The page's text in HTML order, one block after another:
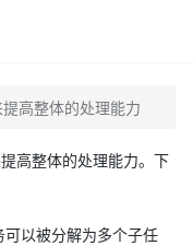
高整体的处理能力
高整体的处理能力。下
以被分解为多个子任